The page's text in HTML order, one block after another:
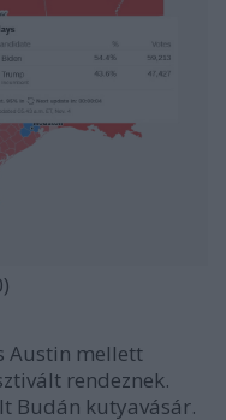
Austin mellett
rendeznek.
Budán kutyavásár.